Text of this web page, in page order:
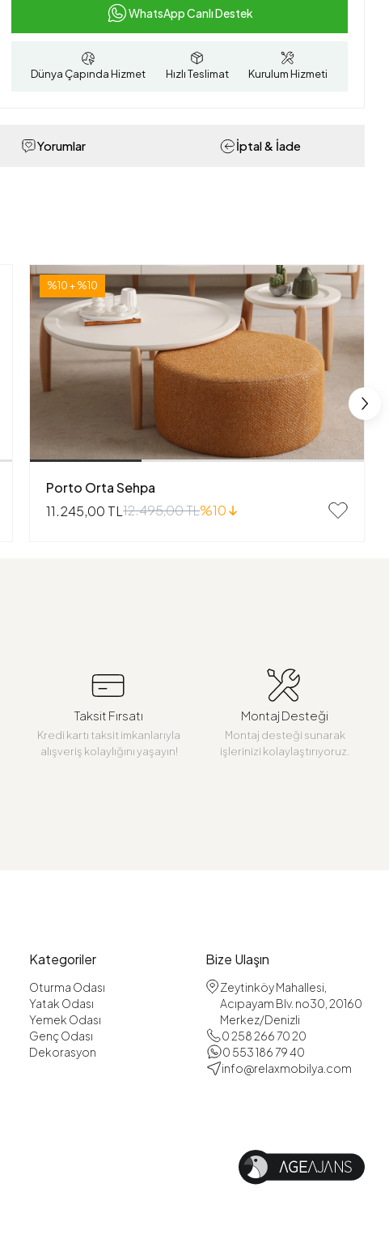
WhatsApp Canlı Destek
Dünya Çapında Hizmet Hızlı Teslimat Kurulum Hizmeti
Yorumlar İptal & İade
%10 + %10
Porto Orta Sehpa
11.245,00 TL12.495,00 TL%10
Taksit Fırsatı
Kredi kartı taksit imkanlarıyla
alışveriş kolaylığını yaşayın!
Montaj Desteği
Montaj desteği sunarak
işlerinizi kolaylaştırıyoruz.
Kategoriler
Oturma Odası
Yatak Odası
Yemek Odası
Genç Odası
Dekorasyon
Bize Ulaşın
Zeytinköy Mahallesi,
Acıpayam Blv. no30, 20160
Merkez/Denizli
0 258 266 70 20
0 553 186 79 40
info@relaxmobilya.com